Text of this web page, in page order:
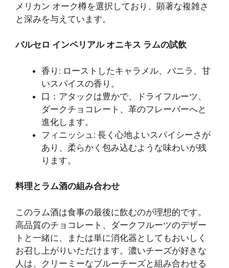
メリカン オーク樽を選択しており、顕著な複雑さ
と深みを与えています。
バルセロ インペリアル オニキス ラムの試飲
香り: ローストしたキャラメル、バニラ、甘
いスパイスの香り。
口：アタックは豊かで、ドライフルーツ、
ダークチョコレート、革のフレーバーへと
進化します。
フィニッシュ: 長く心地よいスパイシーさが
あり、柔らかく包み込むような味わいが残
ります。
料理とラム酒の組み合わせ
このラム酒は食事の最後に飲むのが理想的です。
高品質のチョコレート、ダークフルーツのデザー
トと一緒に、または単に消化器としてもおいしく
お召し上がりいただけます。濃いチーズが好きな
人は、クリーミーなブルーチーズと組み合わせる